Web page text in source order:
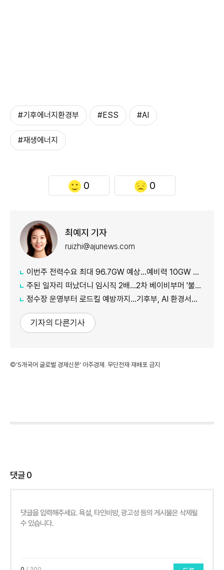
#기후에너지환경부 #ESS #AI
#재생에너지
0 0
최예지 기자
ruizhi@ajunews.com
이번주 전력수요 최대 96.7GW 예상…예비력 10GW 이상
주된 일자리 떠났더니 임시직 2배…2차 베이비부머 '불안한 재취업'
정수장 운영부터 로드킬 예방까지…기후부, AI 환경서비스 확대
기자의 다른기사
©'5개국어 글로벌 경제신문' 아주경제. 무단전재·재배포 금지
댓글0